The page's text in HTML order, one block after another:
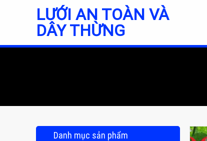
LƯỚI AN TOÀN VÀ
DÂY THỪNG
Danh mục sản phẩm